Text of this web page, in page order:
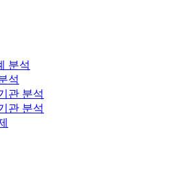
분석
석
관 분석
관 분석